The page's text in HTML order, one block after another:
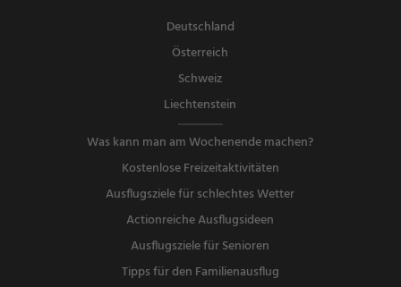
Deutschland
Österreich
Schweiz
Liechtenstein
Was kann man am Wochenende machen?
Kostenlose Freizeitaktivitäten
Ausflugsziele für schlechtes Wetter
Actionreiche Ausflugsideen
Ausflugsziele für Senioren
Tipps für den Familienausflug